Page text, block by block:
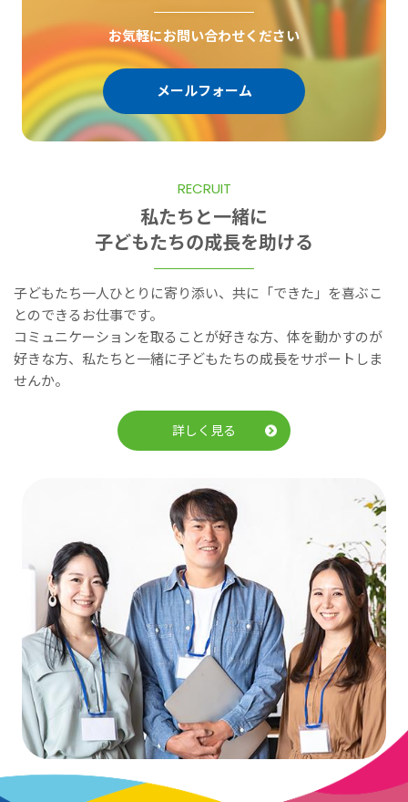
お気軽にお問い合わせください
メールフォーム
RECRUIT
私たちと一緒に
子どもたちの成長を助ける
子どもたち一人ひとりに寄り添い、共に「できた」を喜ぶこ
とのできるお仕事です。
コミュニケーションを取ることが好きな方、体を動かすのが
好きな方、私たちと一緒に子どもたちの成長をサポートしま
せんか。
詳しく見る